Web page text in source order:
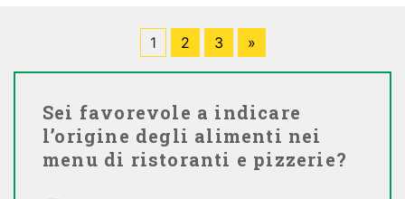
1 2 3 »
Sei favorevole a indicare
l’origine degli alimenti nei
menu di ristoranti e pizzerie?